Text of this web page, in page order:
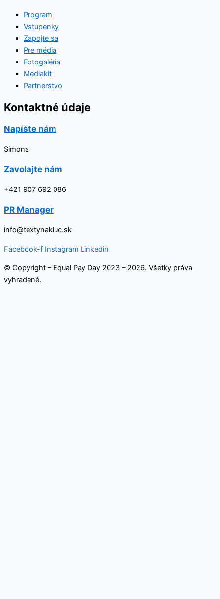
Program
Vstupenky
Zapojte sa
Pre média
Fotogaléria
Mediakit
Partnerstvo
Kontaktné údaje
Napíšte nám
Simona
Zavolajte nám
+421 907 692 086
PR Manager
info@textynakluc.sk
Facebook-f Instagram Linkedin
© Copyright – Equal Pay Day 2023 – 2026. Všetky práva
vyhradené.